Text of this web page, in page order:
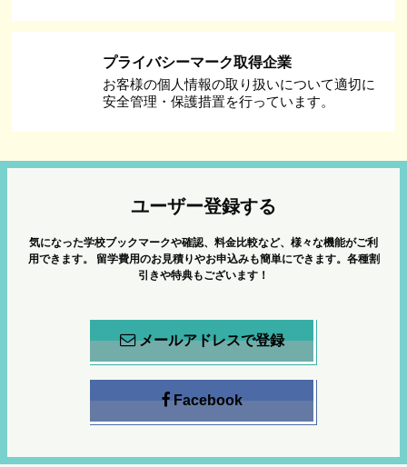
プライバシーマーク取得企業
お客様の個人情報の取り扱いについて適切に
安全管理・保護措置を行っています。
ユーザー登録する
気になった学校ブックマークや確認、料金比較など、様々な機能がご利
用できます。
留学費用のお見積りやお申込みも簡単にできます。各種割
引きや特典もございます！
メールアドレスで登録
Facebook